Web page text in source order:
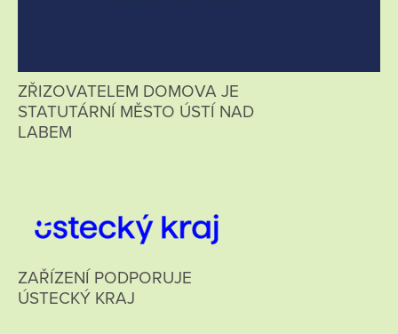
ZŘIZOVATELEM DOMOVA JE
STATUTÁRNÍ MĚSTO ÚSTÍ NAD
LABEM
ZAŘÍZENÍ PODPORUJE
ÚSTECKÝ KRAJ